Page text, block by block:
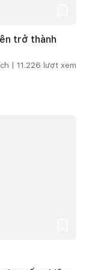
trở thành
| 11.226 lượt xem